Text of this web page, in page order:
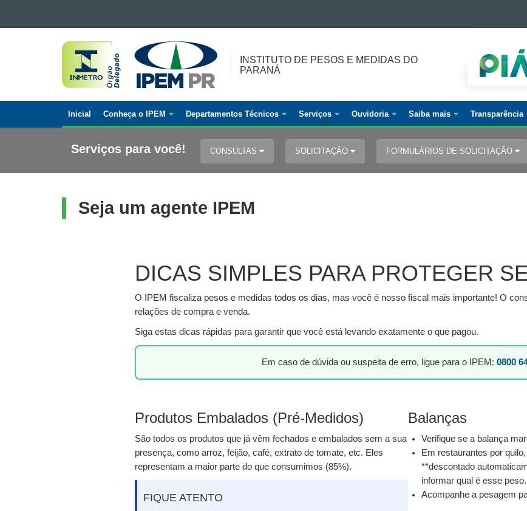
Ir para a navegaçãoINSTITUTO
PESOS
E
MEDIDAS
DO
INSTITUTO DE PESOS E MEDIDAS DO
PARANÁ
Navegação
principal
Inicial Conheça o IPEM Departamentos Técnicos Serviços Ouvidoria Saiba mais Transparência
Serviços para você! CONSULTAS SOLICITAÇÃO FORMULÁRIOS DE SOLICITAÇÃO
Seja um agente IPEM
DICAS SIMPLES PARA PROTEGER
O IPEM fiscaliza pesos e medidas todos os dias, mas você é nosso fiscal mais importante! O
relações de compra e venda.
Siga estas dicas rápidas para garantir que você está levando exatamente o que pagou.
Em caso de dúvida ou suspeita de erro, ligue para o IPEM: 0800
Produtos Embalados (Pré-Medidos)
São todos os produtos que já vêm fechados e embalados sem a sua
presença, como arroz, feijão, café, extrato de tomate, etc. Eles
representam a maior parte do que consumimos (85%).
FIQUE ATENTO
Balanças
Verifique se a balança
Em restaurantes por
**descontado
informar qual é esse peso.
Acompanhe a pesagem